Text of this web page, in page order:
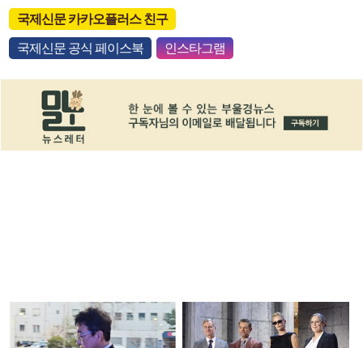
국제신문 카카오플러스 친구
국제신문 공식 페이스북 인스타그램